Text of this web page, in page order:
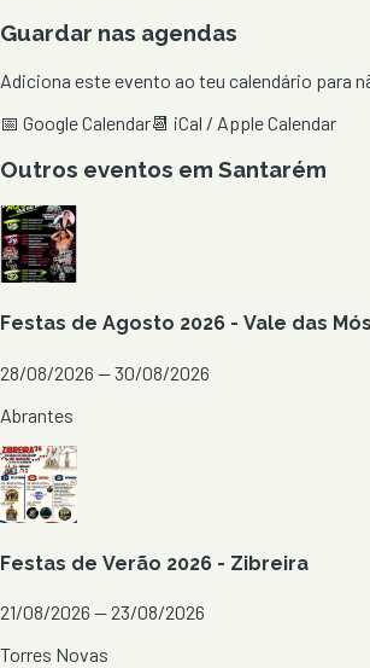
Guardar nas agendas
Adiciona este evento ao teu calendário para
📅 Google Calendar📆 iCal / Apple Calendar
Outros eventos em Santarém
Festas de Agosto 2026 - Vale das Mós
28/08/2026 — 30/08/2026
Abrantes
Festas de Verão 2026 - Zibreira
21/08/2026 — 23/08/2026
Torres Novas